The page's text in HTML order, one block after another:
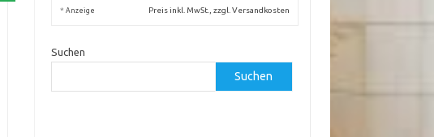
* Anzeige Preis inkl. MwSt., zzgl. Versandkosten
Suchen
Suchen